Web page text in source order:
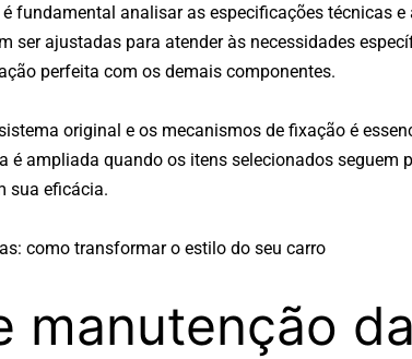
fundamental analisar as especificações técnicas
ser ajustadas para atender às necessidades
perfeita com os demais componentes.
original e os mecanismos de fixação é
é ampliada quando os itens selecionados seguem
sua eficácia.
como transformar o estilo do seu carro
manutenção